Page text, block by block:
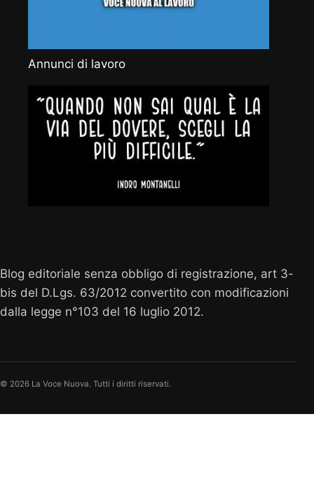
Annunci di lavoro
Blog editoriale senza obbligo di registrazione, art 3-
bis del D.Lgs. 63/2012 convertito con modificazioni
dalla legge n°103 del 16 luglio 2012.
© 2026 La Voce Nuova. Tutti i diritti riservati.